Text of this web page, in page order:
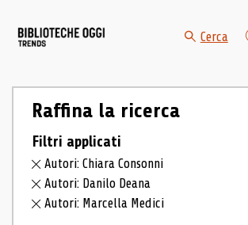
Cerca
Raffina la ricerca
Filtri applicati
Autori: Chiara Consonni
Autori: Danilo Deana
Autori: Marcella Medici